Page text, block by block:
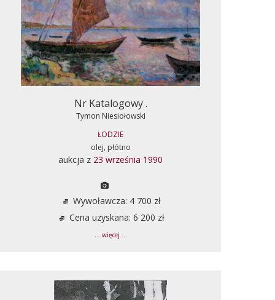
Nr Katalogowy .
Tymon Niesiołowski
ŁODZIE
olej, płótno
aukcja z 23 września 1990
Wywoławcza: 4 700 zł
Cena uzyskana: 6 200 zł
... więcej ...